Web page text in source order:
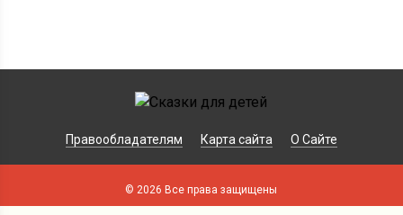
Правообладателям Карта сайта О Сайте
© 2026 Все права защищены